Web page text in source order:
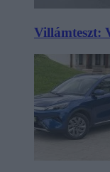
Villámteszt: